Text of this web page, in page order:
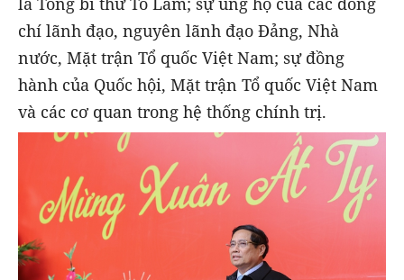
chí lãnh đạo, nguyên lãnh đạo Đảng, Nhà
nước, Mặt trận Tổ quốc Việt Nam; sự đồng
hành của Quốc hội, Mặt trận Tổ quốc Việt Nam
và các cơ quan trong hệ thống chính trị.